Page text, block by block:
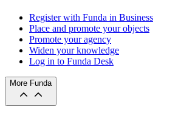
Register with Funda in Business
Place and promote your objects
Promote your agency
Widen your knowledge
Log in to Funda Desk
More Funda